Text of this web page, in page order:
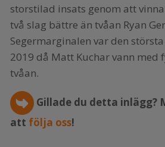
storstilad insats genom att
två slag bättre än tvåan Ryan
Segermarginalen var den
2019 då Matt Kuchar vann med
tvåan.
Gillade du detta inlägg?
att följa oss!